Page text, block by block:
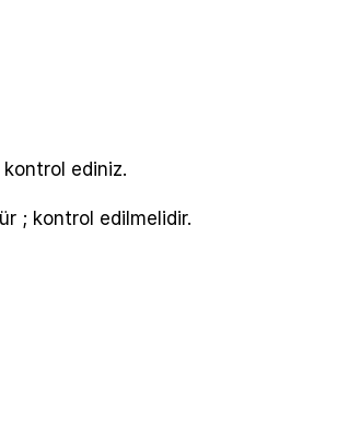
ediniz.
; kontrol edilmelidir.